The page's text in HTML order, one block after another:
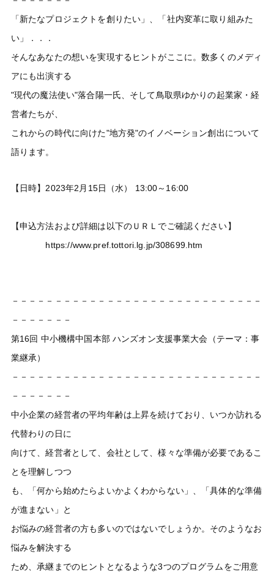
「新たなプロジェクトを創りたい」、「社内変革に取り組みた
い」．．．
そんなあなたの想いを実現するヒントがここに。数多くのメディ
アにも出演する
"現代の魔法使い"落合陽一氏、そして鳥取県ゆかりの起業家・経
営者たちが、
これからの時代に向けた"地方発"のイノベーション創出について
語ります。
【日時】2023年2月15日（水） 13:00～16:00
【申込方法および詳細は以下のＵＲＬでご確認ください】
https://www.pref.tottori.lg.jp/308699.htm
－－－－－－－－－－－－－－－－－－－－－－－－－－－－－
－－－－－－－
第16回 中小機構中国本部 ハンズオン支援事業大会（テーマ：事
業継承）
－－－－－－－－－－－－－－－－－－－－－－－－－－－－－
－－－－－－－
中小企業の経営者の平均年齢は上昇を続けており、いつか訪れる
代替わりの日に
向けて、経営者として、会社として、様々な準備が必要であるこ
とを理解しつつ
も、「何から始めたらよいかよくわからない」、「具体的な準備
が進まない」と
お悩みの経営者の方も多いのではないでしょうか。そのようなお
悩みを解決する
ため、承継までのヒントとなるような3つのプログラムをご用意